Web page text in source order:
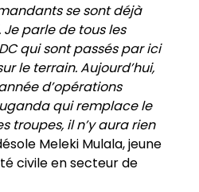
se sont déjà
parle de tous les
qui sont passés par ici
le terrain. Aujourd’hui,
d’opérations
qui remplace le
troupes, il n’y aura rien
Meleki Mulala, jeune
civile en secteur de